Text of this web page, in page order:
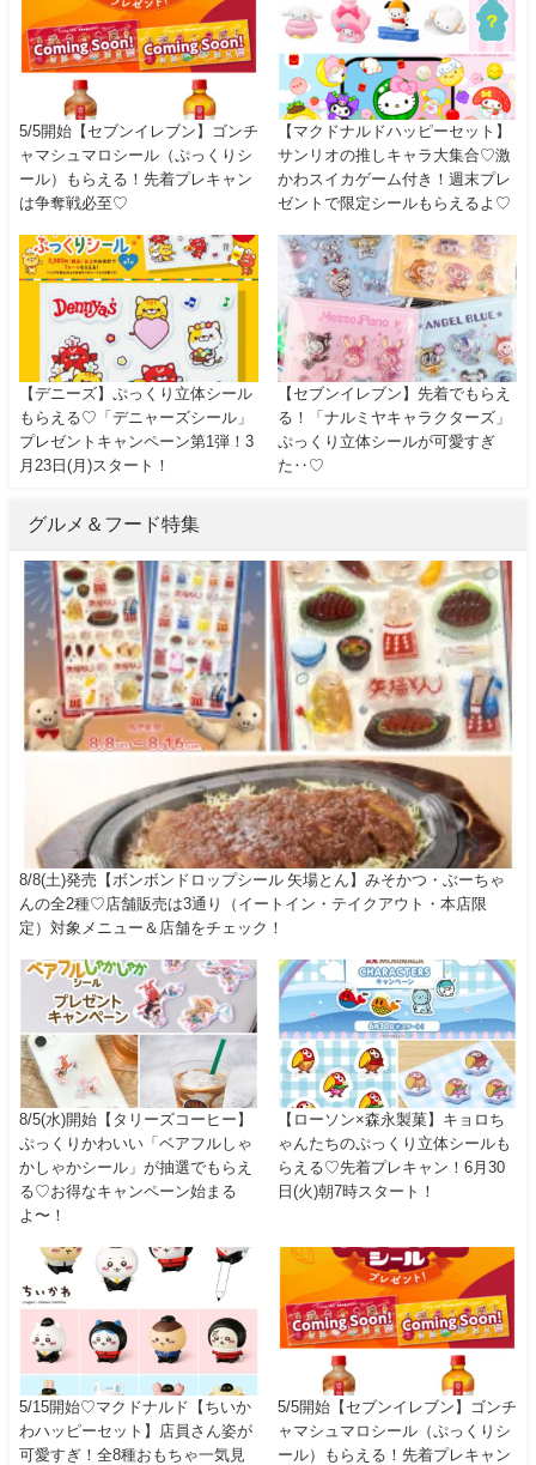
5/5開始【セブンイレブン】ゴンチ
ャマシュマロシール（ぷっくりシ
ール）もらえる！先着プレキャン
は争奪戦必至♡
【マクドナルドハッピーセット】
サンリオの推しキャラ大集合♡激
かわスイカゲーム付き！週末プレ
ゼントで限定シールもらえるよ♡
【デニーズ】ぷっくり立体シール
もらえる♡「デニャーズシール」
プレゼントキャンペーン第1弾！3
月23日(月)スタート！
【セブンイレブン】先着でもらえ
る！「ナルミヤキャラクターズ」
ぷっくり立体シールが可愛すぎ
た‥♡
グルメ＆フード特集
8/8(土)発売【ボンボンドロップシール 矢場とん】みそかつ・ぶーちゃ
んの全2種♡店舗販売は3通り（イートイン・テイクアウト・本店限
定）対象メニュー＆店舗をチェック！
8/5(水)開始【タリーズコーヒー】
ぷっくりかわいい「ベアフルしゃ
かしゃかシール」が抽選でもらえ
る♡お得なキャンペーン始まる
よ〜！
【ローソン×森永製菓】キョロち
ゃんたちのぷっくり立体シールも
らえる♡先着プレキャン！6月30
日(火)朝7時スタート！
5/15開始♡マクドナルド【ちいか
わハッピーセット】店員さん姿が
可愛すぎ！全8種おもちゃ一気見
5/5開始【セブンイレブン】ゴンチ
ャマシュマロシール（ぷっくりシ
ール）もらえる！先着プレキャン